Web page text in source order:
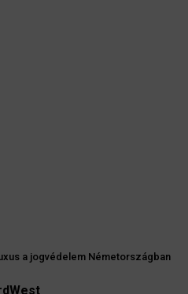
a jogvédelem Németországban